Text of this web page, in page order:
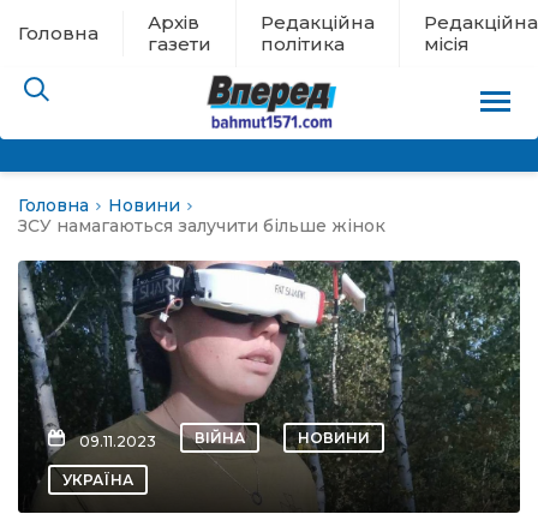
Головна
Архів
газети
Редакційна
політика
Редакційна
місія
евакуації
новини
Головна
Новини
ЗСУ намагаються залучити більше жінок
09.11.2023 ВІЙНА НОВИНИ
УКРАЇНА